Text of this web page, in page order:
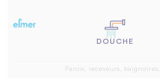
DOUCHE
Parois, receveurs,